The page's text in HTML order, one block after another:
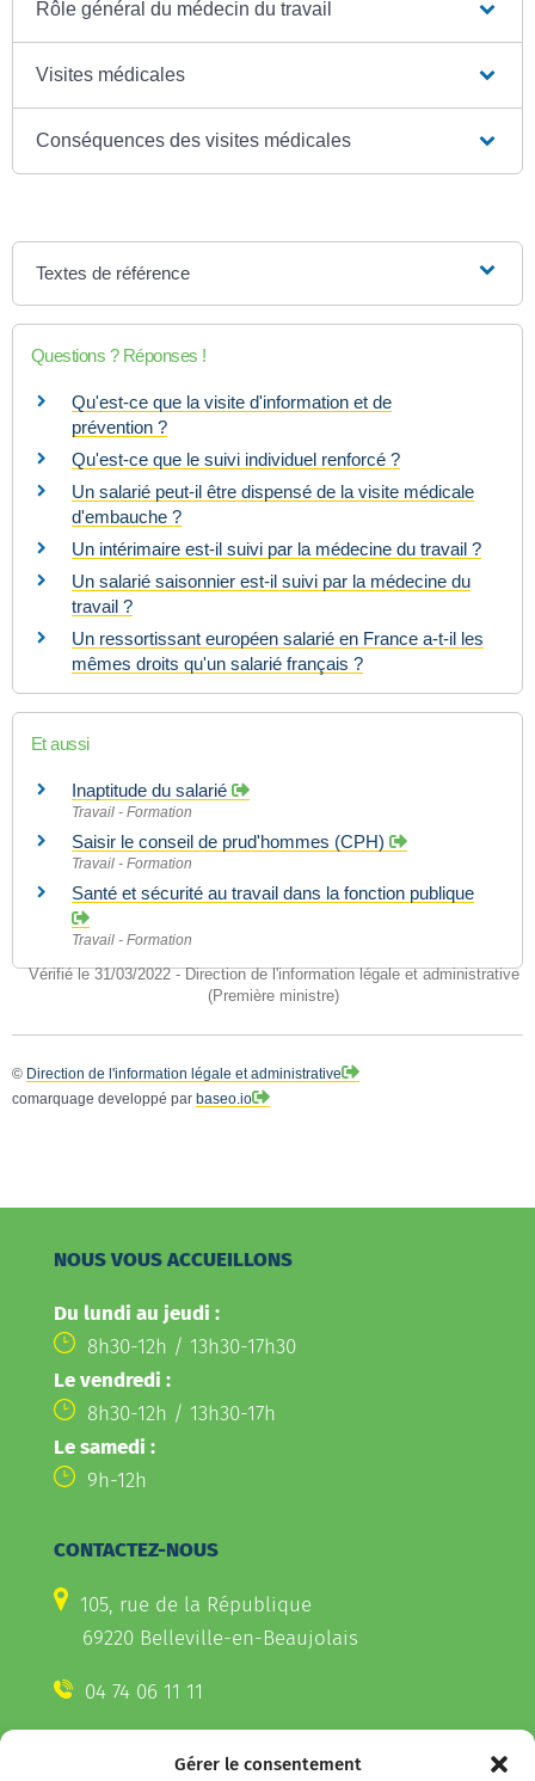
Gérer le consentement
Vérifié le 31/03/2022 - Direction de l'information légale et administrative
(Première ministre)
Rôle général du médecin du travail
Visites médicales
Conséquences des visites médicales
Textes de référence
Questions ? Réponses !
Qu'est-ce que la visite d'information et de
prévention ?
Qu'est-ce que le suivi individuel renforcé ?
Un salarié peut-il être dispensé de la visite médicale
d'embauche ?
Un intérimaire est-il suivi par la médecine du travail ?
Un salarié saisonnier est-il suivi par la médecine du
travail ?
Un ressortissant européen salarié en France a-t-il les
mêmes droits qu'un salarié français ?
Et aussi
Inaptitude du salarié
Travail - Formation
Saisir le conseil de prud'hommes (CPH)
Travail - Formation
Santé et sécurité au travail dans la fonction publique
Travail - Formation
© Direction de l'information légale et administrative
comarquage developpé par baseo.io
NOUS VOUS ACCUEILLONS
Du lundi au jeudi :
8h30-12h / 13h30-17h30
Le vendredi :
8h30-12h / 13h30-17h
Le samedi :
9h-12h
CONTACTEZ-NOUS
105, rue de la République
69220 Belleville-en-Beaujolais
04 74 06 11 11
CONTACTEZ-NOUS